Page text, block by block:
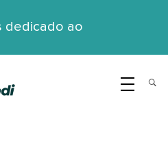
dedicado ao